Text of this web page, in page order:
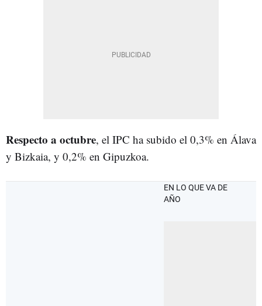
Respecto a octubre, el IPC ha subido el 0,3% en Álava
y Bizkaia, y 0,2% en Gipuzkoa.
EN LO QUE VA DE
AÑO